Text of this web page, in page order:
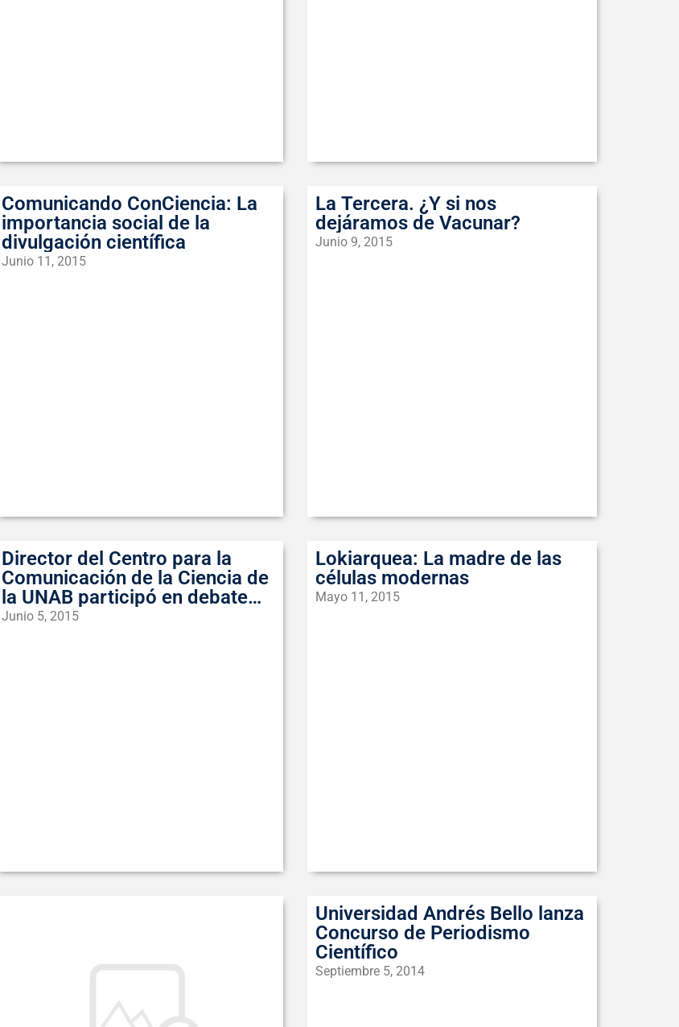
Comunicando ConCiencia: La
importancia social de la
divulgación científica
Junio 11, 2015
La Tercera. ¿Y si nos
dejáramos de Vacunar?
Junio 9, 2015
Director del Centro para la
Comunicación de la Ciencia de
la UNAB participó en debate
sobre transgénicos
Junio 5, 2015
Lokiarquea: La madre de las
células modernas
Mayo 11, 2015
Universidad Andrés Bello lanza
Concurso de Periodismo
Científico
Septiembre 5, 2014